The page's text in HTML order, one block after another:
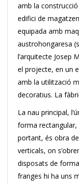
amb la construcció
edifici de
equipada amb
austrohongaresa
l’arquitecte Josep
el projecte, en un
amb la utilització
decoratius. La
La nau principal,
forma rectangular,
portant, és obra
verticals, on
disposats de
franges hi ha uns